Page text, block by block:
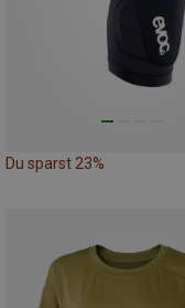
Du sparst 23%